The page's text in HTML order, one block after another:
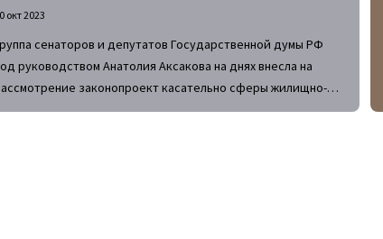
окт 2023
сенаторов и депутатов Государственной думы РФ
руководством Анатолия Аксакова на днях внесла на
законопроект касательно сферы жилищно-
услуг. Если он будет принят в неизменном